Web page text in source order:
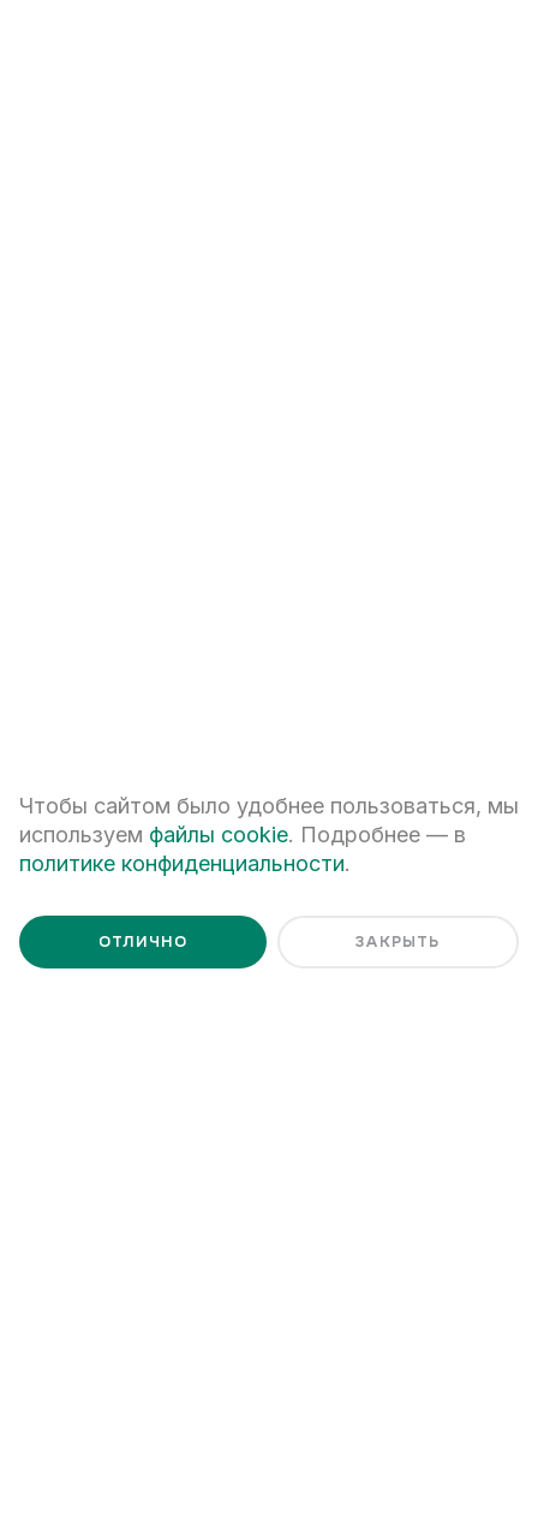
Я ознакомлен с
Политикой обработки персональных данных
Чтобы сайтом было удобнее пользоваться, мы
используем файлы cookie. Подробнее — в
политике конфиденциальности.
ОТЛИЧНО ЗАКРЫТЬ